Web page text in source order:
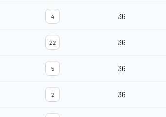
4 36
22 36
5 36
2 36